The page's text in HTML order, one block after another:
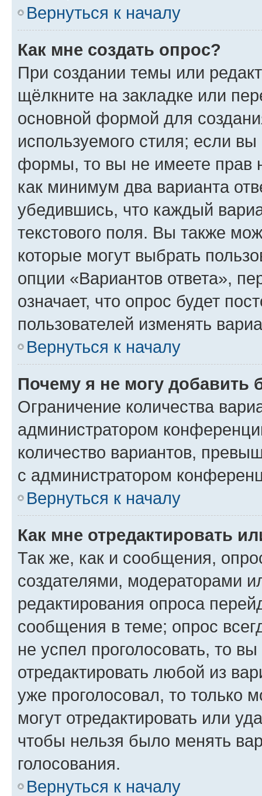
Вернуться к началу
Как мне создать опрос?
При создании темы или
щёлкните на закладке или
основной формой для
используемого стиля; если
формы, то вы не имеете прав
как минимум два варианта
убедившись, что каждый
текстового поля. Вы также
которые могут выбрать
опции «Вариантов ответа»,
означает, что опрос будет
пользователей изменять
Вернуться к началу
Почему я не могу добавить
Ограничение количества
администратором
количество вариантов,
с администратором
Вернуться к началу
Как мне отредактировать
Так же, как и сообщения,
создателями, модераторами
редактирования опроса
сообщения в теме; опрос
не успел проголосовать, то
отредактировать любой из
уже проголосовал, то только
могут отредактировать или
чтобы нельзя было менять
голосования.
Вернуться к началу